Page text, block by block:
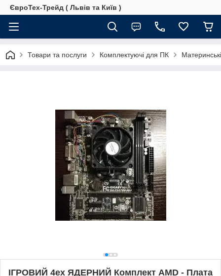
ЄвроТех-Трейд ( Львів та Київ )
Товари та послуги Комплектуючі для ПК
ІГРОВИЙ 4ех ЯДЕРНИЙ Комплект AMD - Плата